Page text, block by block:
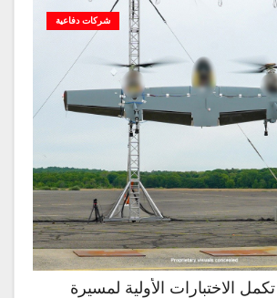
شركات دفاعية
الاختبارات الأولية لمسيرة